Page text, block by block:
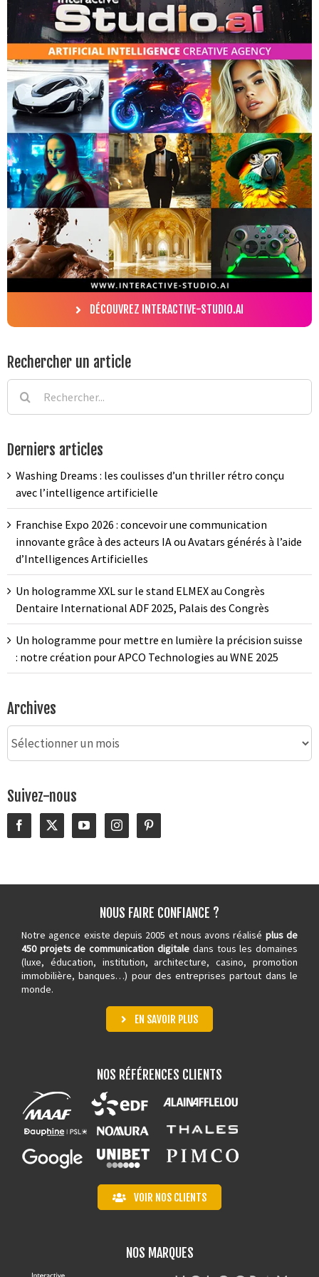
CLIENTS
ACADEMY
BLOG
CONTACT
DÉCOUVREZ INTERACTIVE-STUDIO.AI
Rechercher un article
Derniers articles
Washing Dreams : les coulisses d’un thriller rétro conçu
avec l’intelligence artificielle
Franchise Expo 2026 : concevoir une communication
innovante grâce à des acteurs IA ou Avatars générés à l’aide
d’Intelligences Artificielles
Un hologramme XXL sur le stand ELMEX au Congrès
Dentaire International ADF 2025, Palais des Congrès
Un hologramme pour mettre en lumière la précision suisse
: notre création pour APCO Technologies au WNE 2025
Archives
Suivez-nous
NOUS FAIRE CONFIANCE ?
Notre agence existe depuis 2005 et nous avons réalisé plus de
450 projets de communication digitale dans tous les domaines
(luxe, éducation, institution, architecture,casino, promotion
immobilière, banques…) pour des entreprises partout dans le
monde.
EN SAVOIR PLUS
NOS RÉFÉRENCES CLIENTS
VOIR NOS CLIENTS
NOS MARQUES